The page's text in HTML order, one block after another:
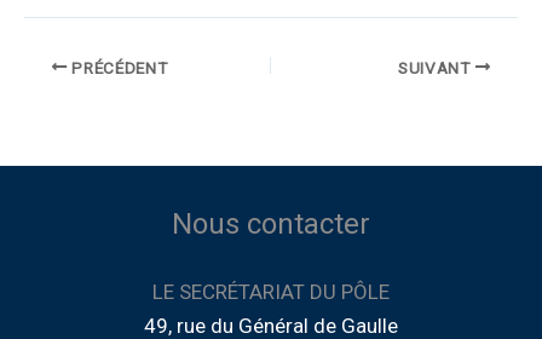
PRÉCÉDENT SUIVANT
Nous contacter
LE SECRÉTARIAT DU PÔLE
49, rue du Général de Gaulle